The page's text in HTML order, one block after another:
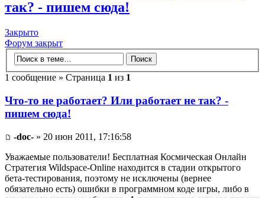
так? - пишем сюда!
Закрыто
Форум закрыт
1 сообщение » Страница 1 из 1
Что-то не работает? Или работает не так? -
пишем сюда!
-doc- » 20 июн 2011, 17:16:58
Уважаемые пользователи! Бесплатная Космическая Онлайн
Стратегия Wildspace-Online находится в стадии открытого
бета-тестирования, поэтому не исключены (вернее
обязательно есть) ошибки в программном коде игры, либо в